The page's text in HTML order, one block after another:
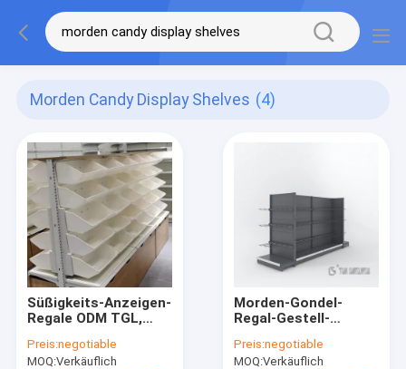
Morden Candy Display Shelves (4)
Süßigkeits-Anzeigen-
Regale ODM TGL,
Präsentationsständer
Preis:negotiable
MOQ:Verkäuflich
Morden-Gondel-
Regal-Gestell-
Installation walzte
Stahlmaterial kalt
Preis:negotiable
MOQ:Verkäuflich